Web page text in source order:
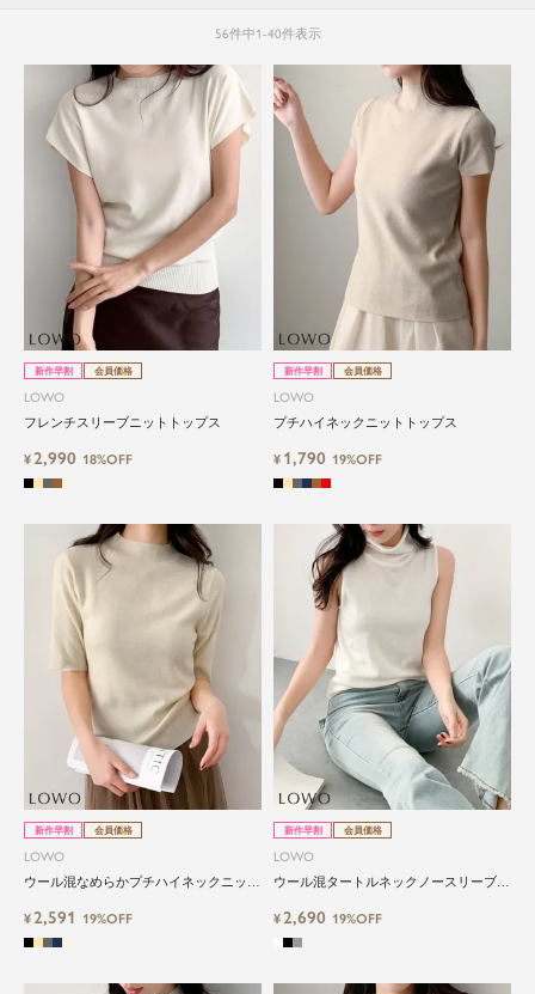
56件中1-40件表示
新作早割 会員価格
LOWO
フレンチスリーブニットトップス
¥2,990 18%OFF
新作早割 会員価格
LOWO
プチハイネックニットトップス
¥ 1,790 19%OFF
新作早割 会員価格
LOWO
ウール混なめらかプチハイネックニット
¥2,591 19%OFF
新作早割 会員価格
LOWO
ウール混タートルネックノースリーブニ
¥2,690 19%OFF